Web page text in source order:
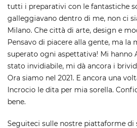
tutti i preparativi con le fantastiche
galleggiavano dentro di me, non ci
Milano. Che città di arte, design e
Pensavo di piacere alla gente, ma la
superato ogni aspettativa! Mi hanno
stato invidiabile, mi dà ancora i
Ora siamo nel 2021. E ancora una
Incrocio le dita per mia sorella.
bene.
Seguiteci sulle nostre piattaforme di